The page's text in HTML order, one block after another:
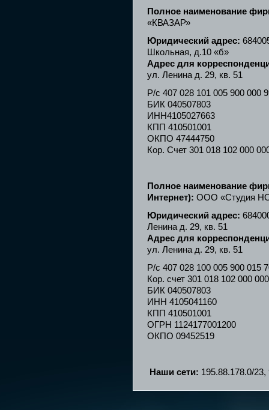
Полное наименование
«КВАЗАР»
Юридический адрес:
Школьная, д.10 «б»
Адрес для
ул. Ленина д. 29, кв. 51
Р/с 407 028 101 005 900
БИК 040507803
ИНН4105027663
КПП 410501001
ОКПО 47444750
Кор. Счет 301 018 102 000
Полное наименование
Интернет): ООО «Студия
Юридический адрес:
Ленина д. 29, кв. 51
Адрес для
ул. Ленина д. 29, кв. 51
Р/с 407 028 100 005 900
Кор. счет 301 018 102 000
БИК 040507803
ИНН 4105041160
КПП 410501001
ОГРН 1124177001200
ОКПО 09452519
Наши сети: 195.88.178.0/